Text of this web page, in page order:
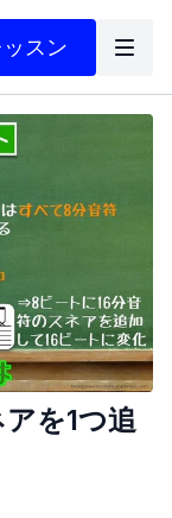
スン
を1つ追